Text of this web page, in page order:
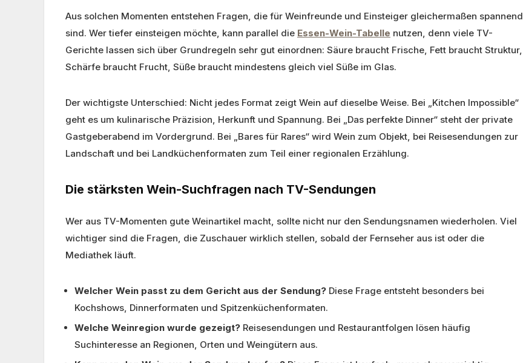
Aus solchen Momenten entstehen Fragen, die für Weinfreunde und Einsteiger gleichermaßen spannend
sind. Wer tiefer einsteigen möchte, kann parallel die Essen-Wein-Tabelle nutzen, denn viele TV-
Gerichte lassen sich über Grundregeln sehr gut einordnen: Säure braucht Frische, Fett braucht Struktur,
Schärfe braucht Frucht, Süße braucht mindestens gleich viel Süße im Glas.
Der wichtigste Unterschied: Nicht jedes Format zeigt Wein auf dieselbe Weise. Bei „Kitchen Impossible“
geht es um kulinarische Präzision, Herkunft und Spannung. Bei „Das perfekte Dinner“ steht der private
Gastgeberabend im Vordergrund. Bei „Bares für Rares“ wird Wein zum Objekt, bei Reisesendungen zur
Landschaft und bei Landküchenformaten zum Teil einer regionalen Erzählung.
Die stärksten Wein-Suchfragen nach TV-Sendungen
Wer aus TV-Momenten gute Weinartikel macht, sollte nicht nur den Sendungsnamen wiederholen. Viel
wichtiger sind die Fragen, die Zuschauer wirklich stellen, sobald der Fernseher aus ist oder die
Mediathek läuft.
Welcher Wein passt zu dem Gericht aus der Sendung? Diese Frage entsteht besonders bei
Kochshows, Dinnerformaten und Spitzenküchenformaten.
Welche Weinregion wurde gezeigt? Reisesendungen und Restaurantfolgen lösen häufig
Suchinteresse an Regionen, Orten und Weingütern aus.